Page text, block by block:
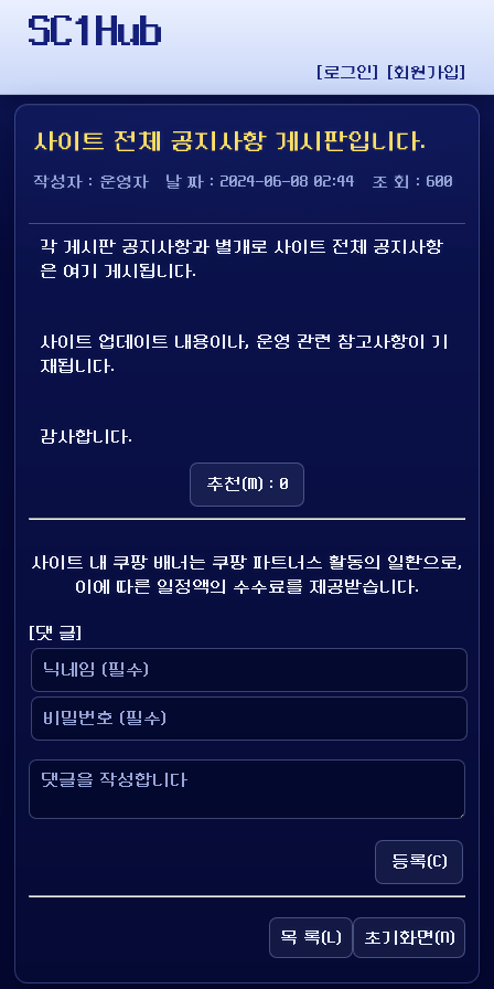
SC1Hub
[로그인] [회원가입]
사이트 전체 공지사항 게시판입니다.
작성자 : 운영자 날 짜 : 2024-06-08 02:44 조 회 : 600
각 게시판 공지사항과 별개로 사이트 전체 공지사항
은 여기 게시됩니다.
사이트 업데이트 내용이나, 운영 관련 참고사항이 기
재됩니다.
감사합니다.
추천(M) : 0
사이트 내 쿠팡 배너는 쿠팡 파트너스 활동의 일환으로,
이에 따른 일정액의 수수료를 제공받습니다.
[댓 글]
등록(C)
목 록(L) 초기화면(N)